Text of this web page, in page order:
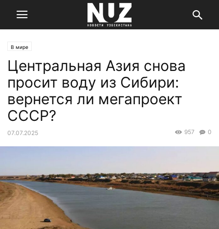
В мире
Центральная Азия снова
просит воду из Сибири:
вернется ли мегапроект
СССР?
07.07.2025 0
957